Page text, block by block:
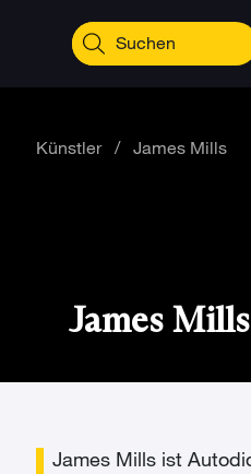
Künstler / James Mills
James Mills
James Mills ist